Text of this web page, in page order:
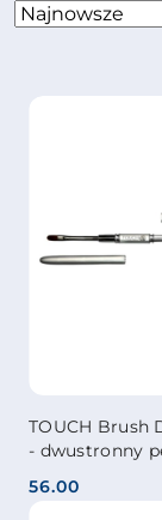
Zastosowano
Sortuj
TOUCH Brush
- dwustronny
mm)
Cena:
56.00